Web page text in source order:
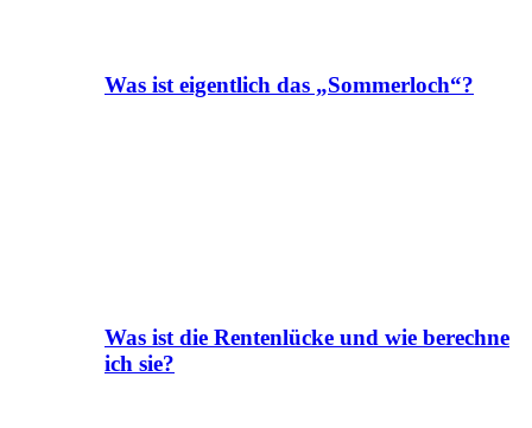
Was ist eigentlich das „Sommerloch“?
Was ist die Rentenlücke und wie berechne
ich sie?